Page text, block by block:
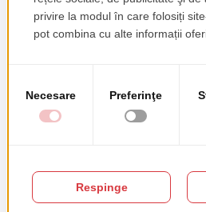
brand identity.